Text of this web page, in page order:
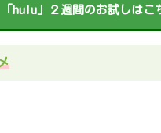
「hulu」２週間のお試しはこ